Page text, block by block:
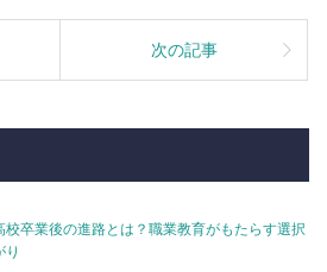
次の記事
校卒業後の進路とは？職業教育がもたらす選択
り